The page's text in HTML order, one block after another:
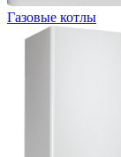
Газовые котлы